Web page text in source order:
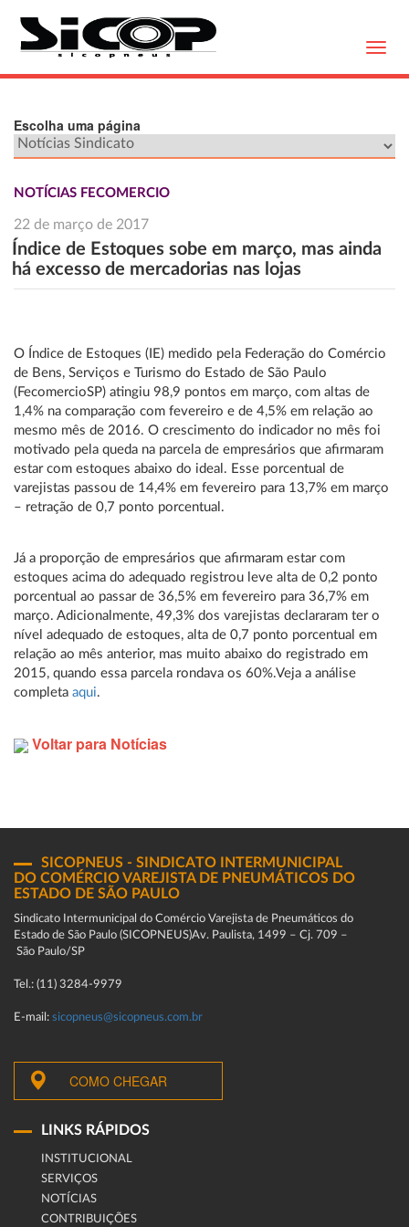
Escolha uma página
NOTÍCIAS FECOMERCIO
22 de março de 2017
Índice de Estoques sobe em março, mas ainda
há excesso de mercadorias nas lojas
O Índice de Estoques (IE) medido pela Federação do Comércio
de Bens, Serviços e Turismo do Estado de São Paulo
(FecomercioSP) atingiu 98,9 pontos em março, com altas de
1,4% na comparação com fevereiro e de 4,5% em relação ao
mesmo mês de 2016. O crescimento do indicador no mês foi
motivado pela queda na parcela de empresários que afirmaram
estar com estoques abaixo do ideal. Esse porcentual de
varejistas passou de 14,4% em fevereiro para 13,7% em março
– retração de 0,7 ponto porcentual.
Já a proporção de empresários que afirmaram estar com
estoques acima do adequado registrou leve alta de 0,2 ponto
porcentual ao passar de 36,5% em fevereiro para 36,7% em
março. Adicionalmente, 49,3% dos varejistas declararam ter o
nível adequado de estoques, alta de 0,7 ponto porcentual em
relação ao mês anterior, mas muito abaixo do registrado em
2015, quando essa parcela rondava os 60%.Veja a análise
completa aqui.
Voltar para Notícias
SICOPNEUS - SINDICATO INTERMUNICIPAL
DO COMÉRCIO VAREJISTA DE PNEUMÁTICOS DO
ESTADO DE SÃO PAULO
Sindicato Intermunicipal do Comércio Varejista de Pneumáticos do
Estado de São Paulo (SICOPNEUS)Av. Paulista, 1499 – Cj. 709 –
São Paulo/SP
Tel.: (11) 3284-9979
E-mail: sicopneus@sicopneus.com.br
COMO CHEGAR
LINKS RÁPIDOS
INSTITUCIONAL
SERVIÇOS
NOTÍCIAS
CONTRIBUIÇÕES